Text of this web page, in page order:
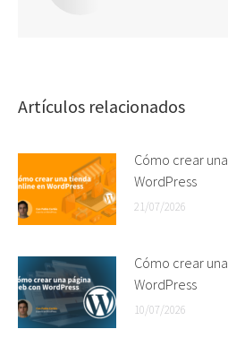
Artículos relacionados
Cómo crear
WordPress
21/07/2026
Cómo crear
WordPress
10/07/2026